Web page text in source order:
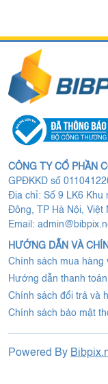
CÔNG TY CỔ PHẦN
GPĐKKD số
Địa chỉ: Số 9 LK6 Khu
Đông, TP Hà Nội, Việt
Email:
HƯỚNG DẪN VÀ
Chính sách mua hàng
Hướng dẫn thanh toán
Chính sách đổi trả và
Chính sách bảo mật
Powered By